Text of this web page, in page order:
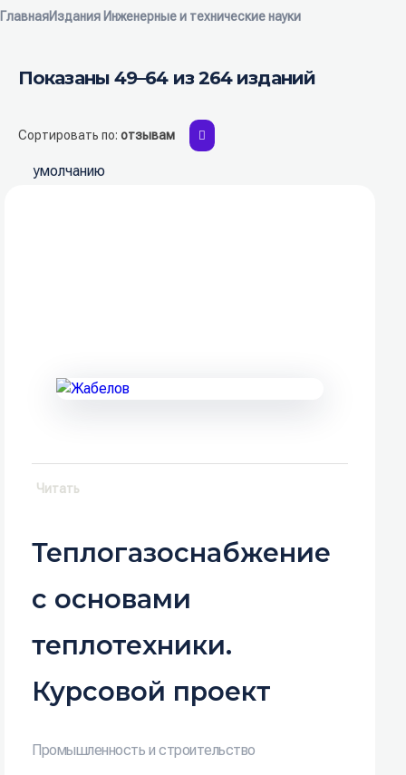
ГлавнаяИздания Инженерные и технические науки
Показаны 49–64 из 264 изданий
Сортировать по: отзывам
умолчанию
Теплогазоснабжение
с основами
теплотехники.
Курсовой проект
Промышленность и строительство
Читать